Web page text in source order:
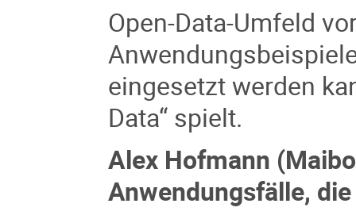
Open-Data-Umfeld
eingesetzt werden
Data“ spielt.
Alex Hofmann
Anwendungsfälle,